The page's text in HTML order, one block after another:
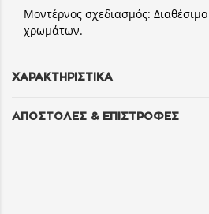
Μοντέρνος σχεδιασμός:
χρωμάτων.
ΧΑΡΑΚΤΗΡΙΣΤΙΚΑ
ΑΠΟΣΤΟΛΕΣ & ΕΠΙΣΤΡΟΦΕΣ